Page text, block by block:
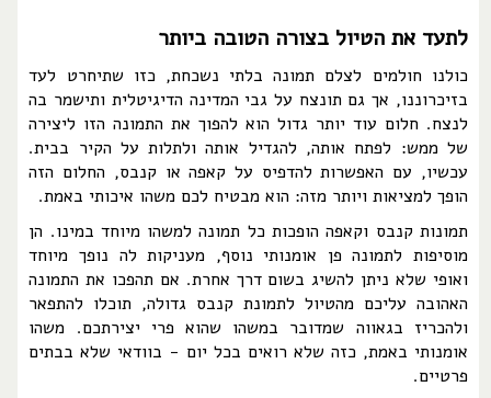
לתעד את הטיול בצורה הטובה ביותר
כולנו חולמים לצלם תמונה בלתי נשכחת, כזו שתיחרט לעד
בזיכרוננו, אך גם תונצח על גבי המדינה הדיגיטלית ותישמר בה
לנצח. חלום עוד יותר גדול הוא להפוך את התמונה הזו ליצירה
של ממש: לפתח אותה, להגדיל אותה ולתלות על הקיר בבית.
עכשיו, עם האפשרות להדפיס על קאפה או קנבס, החלום הזה
הופך למציאות ויותר מזה: הוא מבטיח לכם משהו איכותי באמת.
תמונות קנבס וקאפה הופכות כל תמונה למשהו מיוחד במינו. הן
מוסיפות לתמונה פן אומנותי נוסף, מעניקות לה נופך מיוחד
ואופי שלא ניתן להשיג בשום דרך אחרת. אם תהפכו את התמונה
האהובה עליכם מהטיול לתמונת קנבס גדולה, תוכלו להתפאר
ולהכריז בגאווה שמדובר במשהו שהוא פרי יצירתכם. משהו
אומנותי באמת, כזה שלא רואים בכל יום - בוודאי שלא בבתים
פרטיים.